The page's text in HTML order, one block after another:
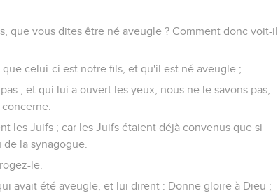
que vous dites être né aveugle ? Comment donc voit-il
celui-ci est notre fils, et qu'il est né aveugle ;
; et qui lui a ouvert les yeux, nous ne le savons pas,
les Juifs ; car les Juifs étaient déjà convenus que si
la synagogue.
le.
avait été aveugle, et lui dirent : Donne gloire à Dieu ;